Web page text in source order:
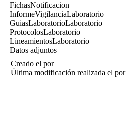
FichasNotificacion
InformeVigilanciaLaboratorio
GuiasLaboratorioLaboratorio
ProtocolosLaboratorio
LineamientosLaboratorio
Datos adjuntos
Creado el por
Última modificación realizada el por